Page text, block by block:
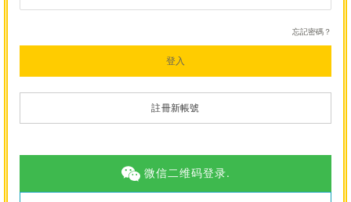
忘記密碼？
登入
註冊新帳號
微信二维码登录.